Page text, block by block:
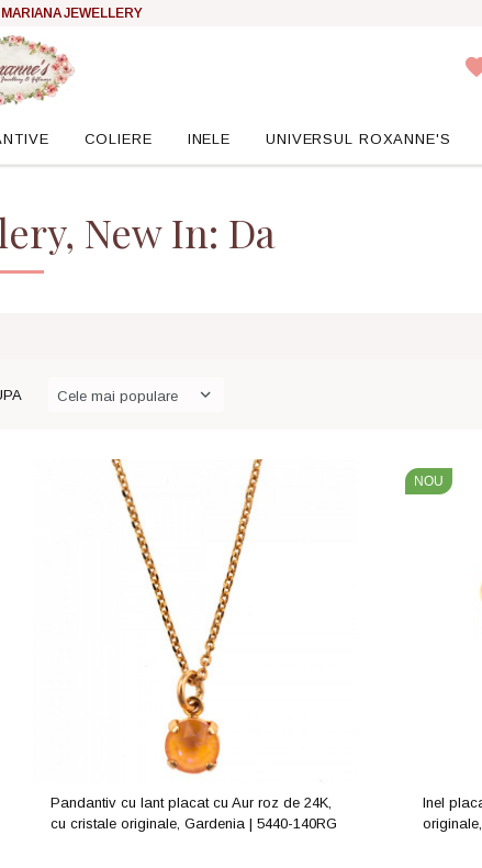
JEWELLERY
COLIERE INELE UNIVERSUL ROXANNE'S
New In: Da
Pandantiv cu lant placat cu Aur roz de 24K,
cu cristale originale, Gardenia | 5440-140RG
NOU
Inel